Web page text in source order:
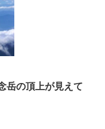
岳の頂上が見えて